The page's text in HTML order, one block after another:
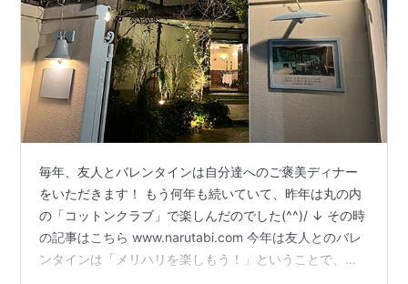
毎年、友人とバレンタインは自分達へのご褒美ディナー
をいただきます！ もう何年も続いていて、昨年は丸の内
の「コットンクラブ」で楽しんだのでした(^^)/ ↓ その時
の記事はこちら www.narutabi.com 今年は友人とのバレ
ンタインは「メリハリを楽しもう！」ということで、フ